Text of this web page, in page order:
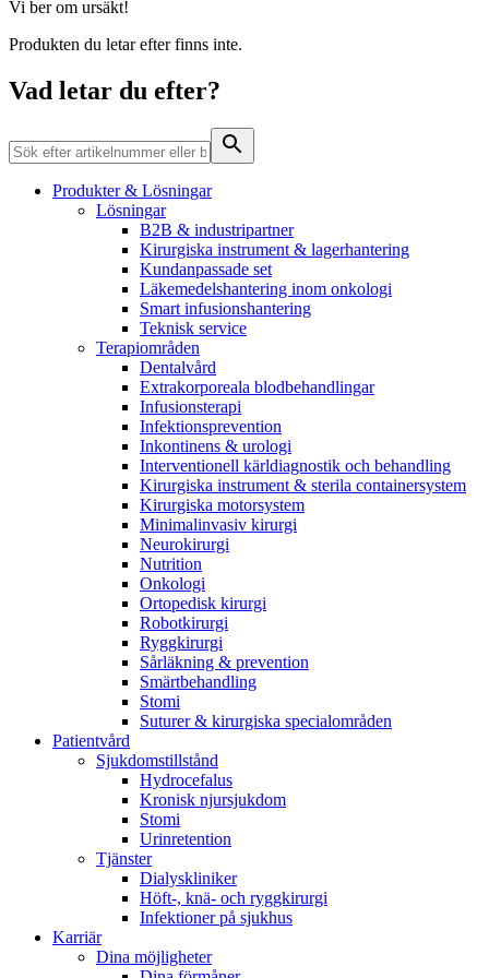
Produktkatalog
Hitta den produkt du letar efter. Besök B. Brauns
produktkatalog med hela vårt sortiment.
En planerad sjukhusinläggning kan påverka vem som helst.
andras säkerhet?
Kontakt
I dialog med B. Braun. Hör av dig till oss.
Vi ber om ursäkt!
Produkten du letar efter finns inte.
Vad letar du efter?
Produkter & Lösningar
Lösningar
B2B & industripartner
Kirurgiska instrument & lagerhantering
Kundanpassade set
Läkemedelshantering inom onkologi
Smart infusionshantering
Teknisk service
Terapiområden
Dentalvård
Extrakorporeala blodbehandlingar
Infusionsterapi
Infektionsprevention
Inkontinens & urologi
Interventionell kärldiagnostik och behandling
Kirurgiska instrument & sterila containersystem
Kirurgiska motorsystem
Minimalinvasiv kirurgi
Neurokirurgi
Nutrition
Onkologi
Ortopedisk kirurgi
Robotkirurgi
Ryggkirurgi
Sårläkning & prevention
Smärtbehandling
Stomi
Suturer & kirurgiska specialområden
Patientvård
Sjukdomstillstånd
Hydrocefalus
Kronisk njursjukdom
Stomi
Urinretention
Tjänster
Dialyskliniker
Höft-, knä- och ryggkirurgi
Infektioner på sjukhus
Karriär
Dina möjligheter